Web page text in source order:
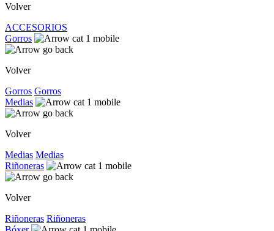
Volver
ACCESORIOS
Gorros
Volver
Gorros Gorros
Medias
Volver
Medias Medias
Riñoneras
Volver
Riñoneras Riñoneras